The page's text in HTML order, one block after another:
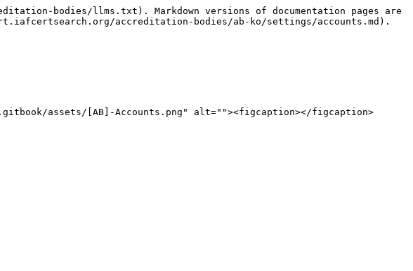
bodies/llms.txt). Markdown versions of documentation pages are
accreditation-bodies/ab-ko/settings/accounts.md).
assets/[AB]-Accounts.png" alt=""><figcaption></figcaption>